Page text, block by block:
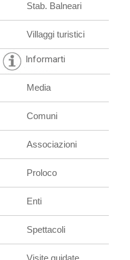
Stab. Balneari
Villaggi turistici
Informarti
Media
Comuni
Associazioni
Proloco
Enti
Spettacoli
Visite guidate